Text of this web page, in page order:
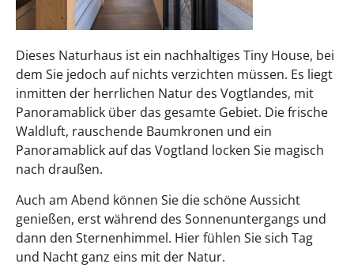
Dieses Naturhaus ist ein nachhaltiges Tiny House, bei
dem Sie jedoch auf nichts verzichten müssen. Es liegt
inmitten der herrlichen Natur des Vogtlandes, mit
Panoramablick über das gesamte Gebiet. Die frische
Waldluft, rauschende Baumkronen und ein
Panoramablick auf das Vogtland locken Sie magisch
nach draußen.
Auch am Abend können Sie die schöne Aussicht
genießen, erst während des Sonnenuntergangs und
dann den Sternenhimmel. Hier fühlen Sie sich Tag
und Nacht ganz eins mit der Natur.